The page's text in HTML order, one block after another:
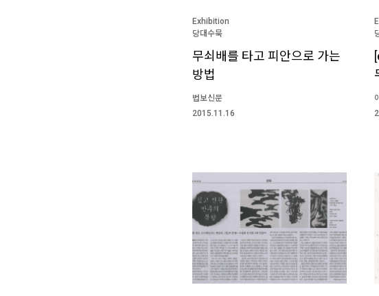
Exhibition
당대수묵
무쇠배를 타고 피안으로 가는
방법
법보신문
2015.11.16